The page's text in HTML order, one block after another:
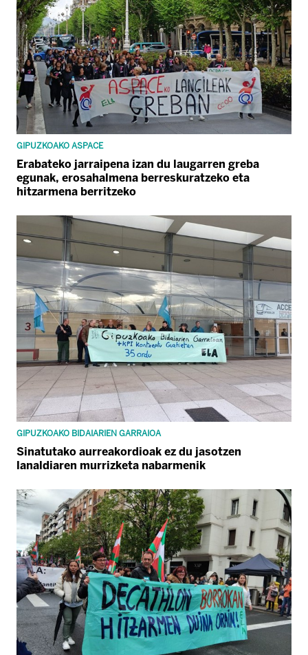
GIPUZKOAKO ASPACE
Erabateko jarraipena izan du laugarren greba
egunak, erosahalmena berreskuratzeko eta
hitzarmena berritzeko
GIPUZKOAKO BIDAIARIEN GARRAIOA
Sinatutako aurreakordioak ez du jasotzen
lanaldiaren murrizketa nabarmenik